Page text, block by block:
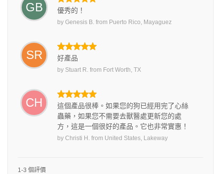
GB 優秀的！
by Genesis B. from Puerto Rico, Mayaguez
SR 好產品
by Stuart R. from Fort Worth, TX
CH
這個產品很棒。如果您的狗已經用完了心絲
蟲藥，如果您不需要去獸醫處更新您的處
方，這是一個很好的產品。它也非常實惠！
by Christi H. from United States, Lakeway
1-3 個評價